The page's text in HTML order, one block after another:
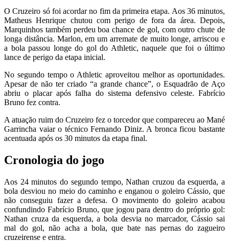
O Cruzeiro só foi acordar no fim da primeira etapa. Aos 36 minutos,
Matheus Henrique chutou com perigo de fora da área. Depois,
Marquinhos também perdeu boa chance de gol, com outro chute de
longa distância. Marlon, em um arremate de muito longe, arriscou e
a bola passou longe do gol do Athletic, naquele que foi o último
lance de perigo da etapa inicial.
No segundo tempo o Athletic aproveitou melhor as oportunidades.
Apesar de não ter criado “a grande chance”, o Esquadrão de Aço
abriu o placar após falha do sistema defensivo celeste. Fabrício
Bruno fez contra.
A atuação ruim do Cruzeiro fez o torcedor que compareceu ao Mané
Garrincha vaiar o técnico Fernando Diniz. A bronca ficou bastante
acentuada após os 30 minutos da etapa final.
Cronologia do jogo
Aos 24 minutos do segundo tempo, Nathan cruzou da esquerda, a
bola desviou no meio do caminho e enganou o goleiro Cássio, que
não conseguiu fazer a defesa. O movimento do goleiro acabou
confundindo Fabrício Bruno, que jogou para dentro do próprio gol:
Nathan cruza da esquerda, a bola desvia no marcador, Cássio sai
mal do gol, não acha a bola, que bate nas pernas do zagueiro
cruzeirense e entra.